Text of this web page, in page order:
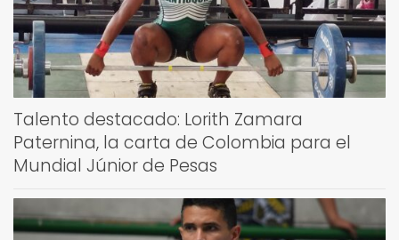
Talento destacado: Lorith Zamara
Paternina, la carta de Colombia para el
Mundial Júnior de Pesas